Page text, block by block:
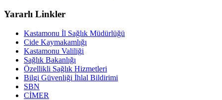
Yararlı Linkler
Kastamonu İl Sağlık Müdürlüğü
Cide Kaymakamlığı
Kastamonu Valiliği
Sağlık Bakanlığı
Özellikli Sağlık Hizmetleri
Bilgi Güvenliği İhlal Bildirimi
SBN
CİMER